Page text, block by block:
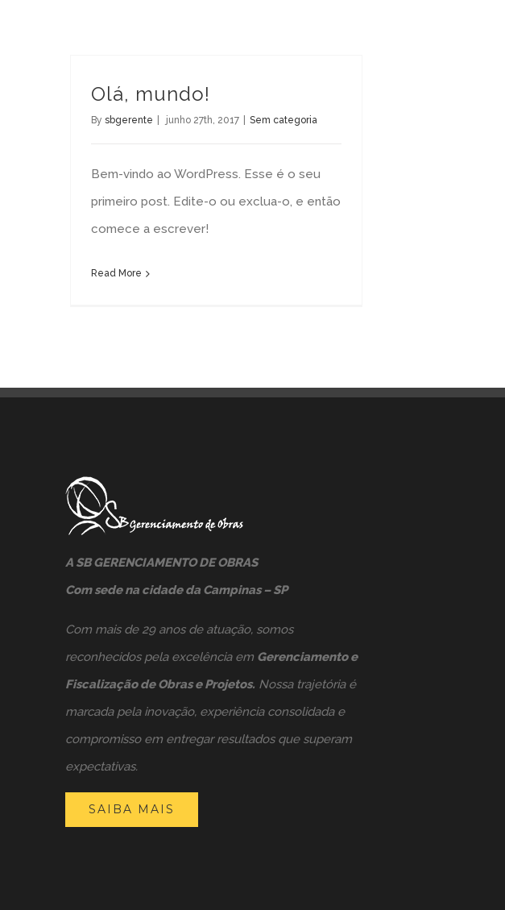
Olá, mundo!
By sbgerente junho 27th, 2017 Sem categoria
Bem-vindo ao WordPress. Esse é o seu
primeiro post. Edite-o ou exclua-o, e então
comece a escrever!
Read More
A SB GERENCIAMENTO DE OBRAS
Com sede na cidade da Campinas – SP
Com mais de 29 anos de atuação, somos
reconhecidos pela excelência em Gerenciamento e
Fiscalização de Obras e Projetos. Nossa trajetória é
marcada pela inovação, experiência consolidada e
compromisso em entregar resultados que superam
expectativas.
SAIBA MAIS